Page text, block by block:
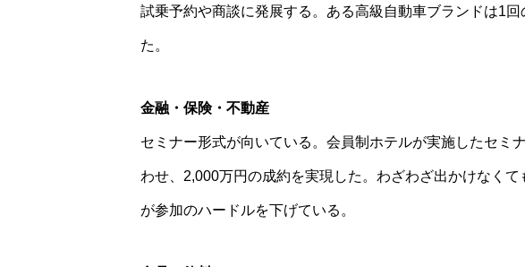
試乗予約や商談に発展する。ある高級自動車ブランドは1
た。
金融・保険・不動産
セミナー形式が向いている。会員制ホテルが実施したセミ
わせ、2,000万円の成約を実現した。わざわざ出かけなく
が参加のハードルを下げている。